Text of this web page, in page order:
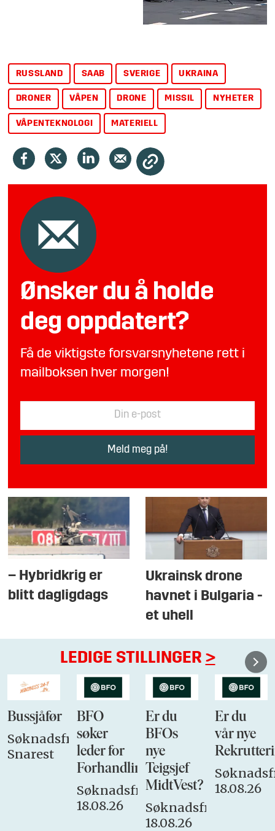
RUSSLAND SAAB SVERIGE UKRAINA
DRONER VÅPEN DRONE MISSIL NYHETER
VÅPENTEKNOLOGI MATERIELL
Ønsker du å holde
deg oppdatert?
Få de viktigste forsvarsnyhetene rett i
mailboksen hver morgen!
– Hybridkrig er
blitt dagligdags
Ukrainsk drone
havnet i Bulgaria -
et uhell
LEDIGE STILLINGER >
Bussjåfør
Søknadsfrist:
Snarest
BFO
søker
leder for
Forhandlingsutvalget
Søknadsfrist:
18.08.26
Er du
BFOs
nye
Teigsjef
MidtVest?
Søknadsfrist:
18.08.26
Er du
vår nye
18.08.26